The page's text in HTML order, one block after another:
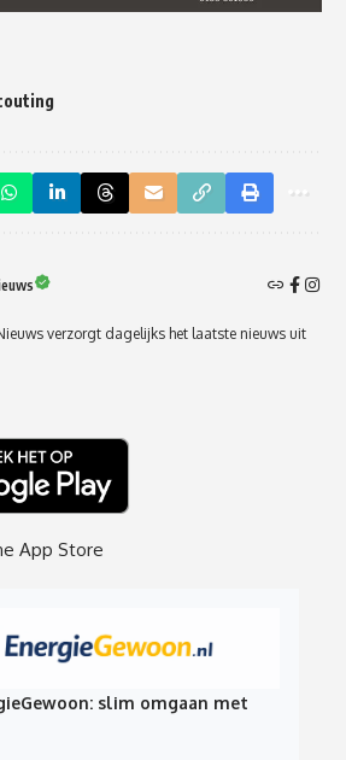
verzorgt dagelijks het laatste nieuws uit
slim omgaan met